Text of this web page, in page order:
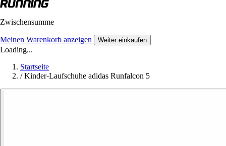
Zwischensumme
Meinen Warenkorb anzeigen Weiter einkaufen
Loading...
Startseite
/ Kinder-Laufschuhe adidas Runfalcon 5